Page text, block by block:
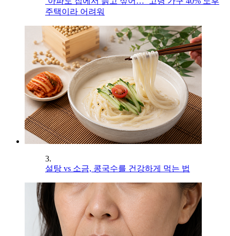
주택이라 어려워
3.
설탕 vs 소금, 콩국수를 건강하게 먹는 법